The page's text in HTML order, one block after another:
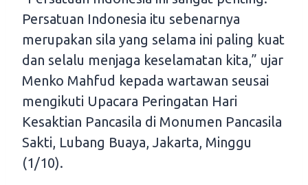
Persatuan Indonesia itu sebenarnya
merupakan sila yang selama ini paling kuat
dan selalu menjaga keselamatan kita,” ujar
Menko Mahfud kepada wartawan seusai
mengikuti Upacara Peringatan Hari
Kesaktian Pancasila di Monumen Pancasila
Sakti, Lubang Buaya, Jakarta, Minggu
(1/10).